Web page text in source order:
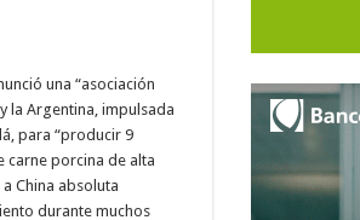
una “asociación
la Argentina, impulsada
para “producir 9
carne porcina de alta
China absoluta
durante muchos